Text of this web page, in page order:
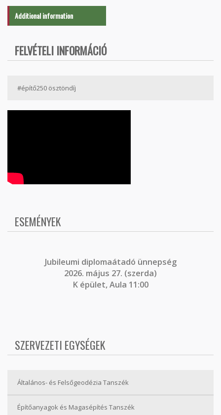
Additional information
FELVÉTELI INFORMÁCIÓ
#építő250 ösztöndíj
ESEMÉNYEK
Jubileumi diplomaátadó ünnepség
2026. május 27. (szerda)
K épület, Aula 11:00
SZERVEZETI EGYSÉGEK
Általános- és Felsőgeodézia Tanszék
Építőanyagok és Magasépítés Tanszék